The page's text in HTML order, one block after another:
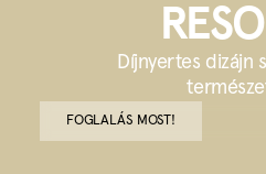
Díjnyertes dizájn
FOGLALÁS MOST!